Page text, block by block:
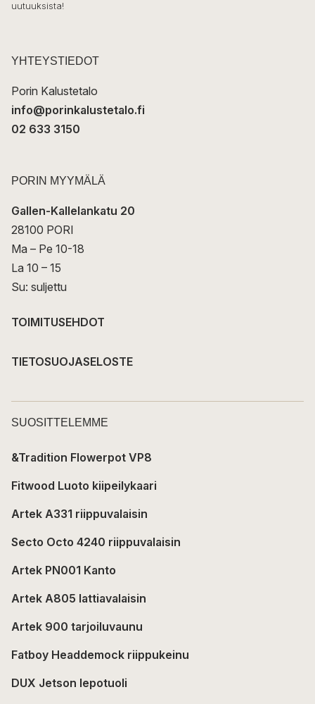
k
t
uutuuksista!
YHTEYSTIEDOT
Porin Kalustetalo
info@porinkalustetalo.fi
02 633 3150
PORIN MYYMÄLÄ
Gallen-Kallelankatu 20
28100 PORI
Ma – Pe 10-18
La 10 – 15
Su: suljettu
TOIMITUSEHDOT
TIETOSUOJASELOSTE
SUOSITTELEMME
&Tradition Flowerpot VP8
Fitwood Luoto kiipeilykaari
Artek A331 riippuvalaisin
Secto Octo 4240 riippuvalaisin
Artek PN001 Kanto
Artek A805 lattiavalaisin
Artek 900 tarjoiluvaunu
Fatboy Headdemock riippukeinu
DUX Jetson lepotuoli